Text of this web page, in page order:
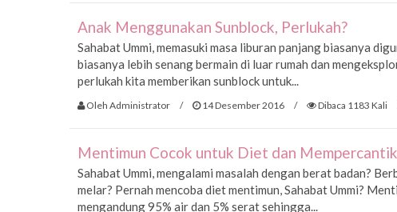
Anak Menggunakan Sunblock, Perlukah?
Sahabat Ummi, memasuki masa liburan panjang biasanya
biasanya lebih senang bermain di luar rumah dan
perlukah kita memberikan sunblock untuk...
Oleh Administrator / 14 Desember 2016 / Dibaca 1183 Kali
Mentimun Cocok untuk Diet dan
Sahabat Ummi, mengalami masalah dengan berat badan?
melar? Pernah mencoba diet mentimun, Sahabat Ummi?
mengandung 95% air dan 5% serat sehingga...